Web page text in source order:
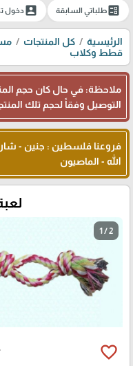
ballotطلباتي السابقة account_boxدخول
الرئيسية كل المنتجات
قطط وكلاب
ملاحظة: في حال كان حجم
التوصيل وفقاً لحجم تلك
فروعنا فلسطين : جنين -
الله - الماصيون
1 / 2
favorite_border